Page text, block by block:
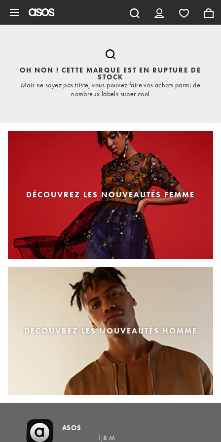
OH NON ! CETTE MARQUE EST EN RUPTURE DE
STOCK
Mais ne soyez pas triste, vous pouvez faire vos achats parmi de
nombreux labels super cool
DÉCOUVREZ LES NOUVEAUTÉS FEMME
DÉCOUVREZ LES NOUVEAUTÉS HOMME
ASOS
1,8 M